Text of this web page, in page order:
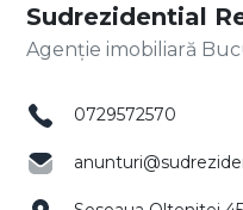
Sudrezidential
Agenție imobiliară
0729572570